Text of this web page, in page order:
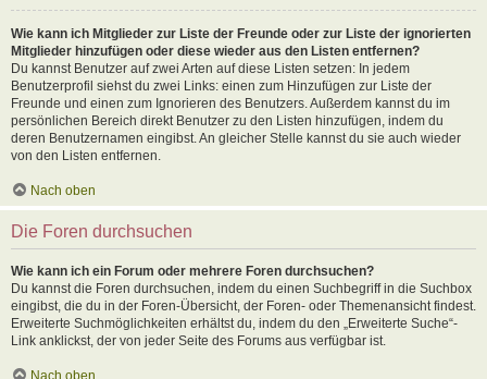
Wie kann ich Mitglieder zur Liste der Freunde oder zur Liste der ignorierten
Mitglieder hinzufügen oder diese wieder aus den Listen entfernen?
Du kannst Benutzer auf zwei Arten auf diese Listen setzen: In jedem
Benutzerprofil siehst du zwei Links: einen zum Hinzufügen zur Liste der
Freunde und einen zum Ignorieren des Benutzers. Außerdem kannst du im
persönlichen Bereich direkt Benutzer zu den Listen hinzufügen, indem du
deren Benutzernamen eingibst. An gleicher Stelle kannst du sie auch wieder
von den Listen entfernen.
Nach oben
Die Foren durchsuchen
Wie kann ich ein Forum oder mehrere Foren durchsuchen?
Du kannst die Foren durchsuchen, indem du einen Suchbegriff in die Suchbox
eingibst, die du in der Foren-Übersicht, der Foren- oder Themenansicht findest.
Erweiterte Suchmöglichkeiten erhältst du, indem du den „Erweiterte Suche“-
Link anklickst, der von jeder Seite des Forums aus verfügbar ist.
Nach oben